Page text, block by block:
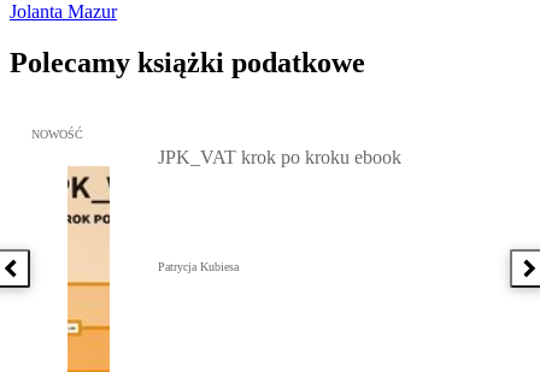
Jolanta Mazur
Polecamy książki podatkowe
Poprzednia książka
Przejdź do: JPK_VAT krok po kroku ebook, Patrycja Kubiesa -
NOWOŚĆ
JPK_VAT krok po kroku ebook
Patrycja Kubiesa